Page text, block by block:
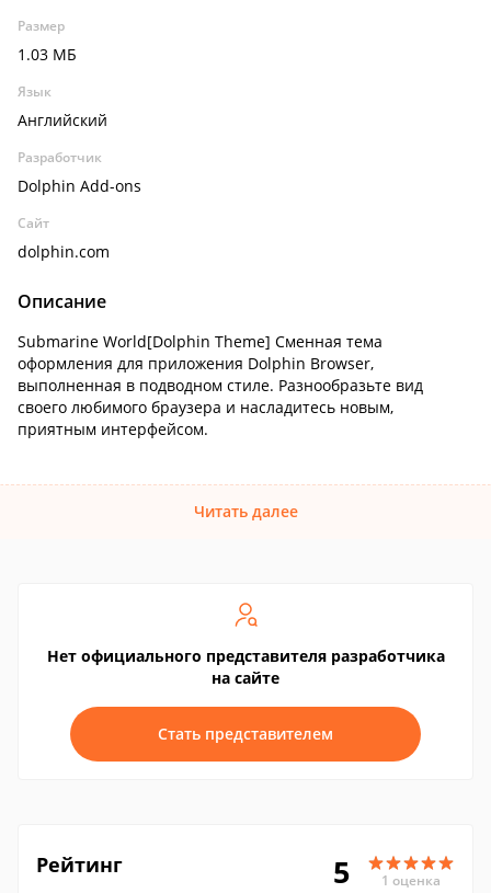
Размер
1.03 МБ
Язык
Английский
Разработчик
Dolphin Add-ons
Сайт
dolphin.com
Описание
Submarine World[Dolphin Theme] Сменная тема
оформления для приложения Dolphin Browser,
выполненная в подводном стиле. Разнообразьте вид
своего любимого браузера и насладитесь новым,
приятным интерфейсом.
Читать далее
Нет официального представителя разработчика
на сайте
Стать представителем
Рейтинг 5 1 оценка